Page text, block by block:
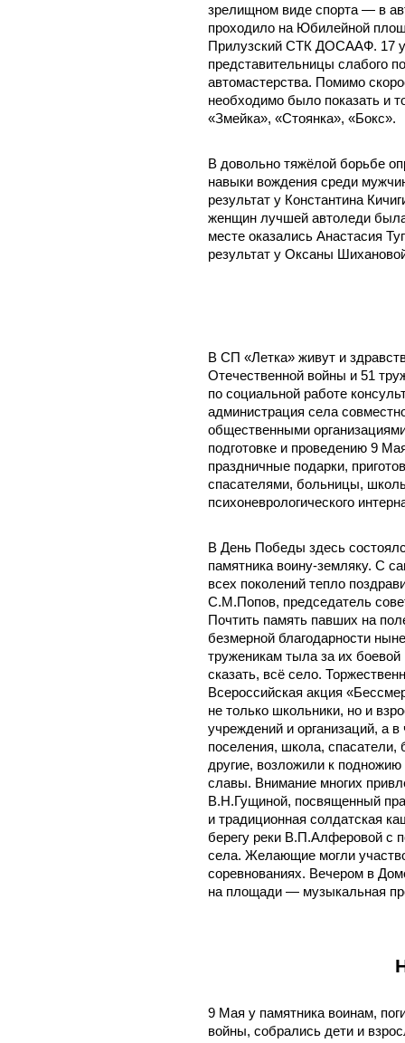
зрелищном виде спорта — в
проходило на Юбилейной
Прилузский СТК ДОСААФ. 17
представительницы слабого
автомастерства. Помимо
необходимо было показать и
«Змейка», «Стоянка», «Бокс».
В довольно тяжёлой борьбе
навыки вождения среди
результат у Константина
женщин лучшей автоледи
месте оказались Анастасия
результат у Оксаны
В СП «Летка» живут и
Отечественной войны и 51
по социальной работе
администрация села
общественными
подготовке и проведению 9
праздничные подарки,
спасателями, больницы,
психоневрологического
В День Победы здесь
памятника воину-земляку. С
всех поколений тепло
С.М.Попов, председатель
Почтить память павших на
безмерной благодарности
труженикам тыла за их
сказать, всё село.
Всероссийская акция
не только школьники, но и
учреждений и организаций, а
поселения, школа, спасатели,
другие, возложили к
славы. Внимание многих
В.Н.Гущиной, посвященный
и традиционная солдатская
берегу реки В.П.Алферовой с
села. Желающие могли
соревнованиях. Вечером в
на площади — музыкальная
9 Мая у памятника воинам,
войны, собрались дети и